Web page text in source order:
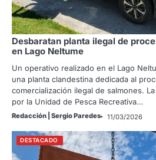
Desbaratan planta ilegal de
en Lago Neltume
Un operativo realizado en el Lago
una planta clandestina dedicada al
comercialización ilegal de salmones.
por la Unidad de Pesca Recreativa…
Redacción | Sergio Paredes 11/03/2026
DESTACADO